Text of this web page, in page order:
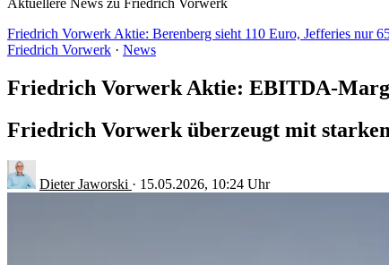
Aktuellere News zu Friedrich Vorwerk
Friedrich Vorwerk Aktie: Berenberg sieht 110 Euro, Jefferies nur
Friedrich Vorwerk · News
Friedrich Vorwerk Aktie: EBITDA-
Friedrich Vorwerk überzeugt mit
Dieter Jaworski · 15.05.2026, 10:24 Uhr